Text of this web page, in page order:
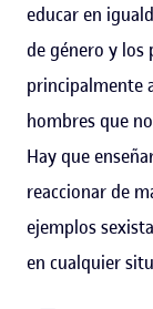
educar en
de género y los
principalmente
hombres que
Hay que
reaccionar de
ejemplos
en cualquier